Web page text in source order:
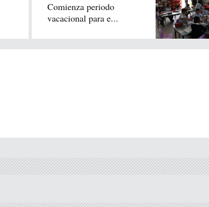
Comienza periodo
vacacional para e...